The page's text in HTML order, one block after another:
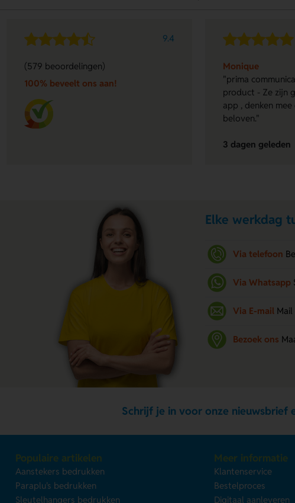
9.4
(579 beoordelingen)
100% beveelt ons aan!
Monique
"prima
product - Ze zijn
app , denken
beloven."
3 dagen geleden
Elke werkdag
Via telefoon
Via Whatsapp
Via E-mail
Bezoek ons
Schrijf je in voor onze nieuwsbrief
Populaire artikelen
Aanstekers bedrukken
Paraplu's bedrukken
Sleutelhangers bedrukken
Meer informatie
Klantenservice
Bestelproces
Digitaal aanleveren